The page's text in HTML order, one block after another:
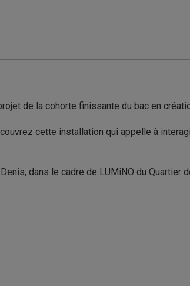
de la cohorte finissante du bac en
cette installation qui appelle à
dans le cadre de LUMiNO du Quartier